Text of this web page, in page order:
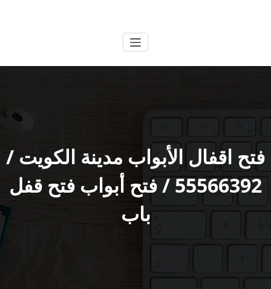
فتح اقفال الأبواب مدينة الكويت /
55566392 / فتح أبواب فتح قفل
باب